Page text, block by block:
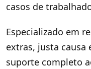
casos de
Especializado em
extras, justa causa
suporte completo